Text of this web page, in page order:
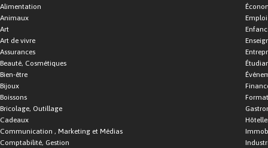
Alimentation
Animaux
Art
Art de vivre
Assurances
Beauté, Cosmétiques
Bien-être
Bijoux
Boissons
Bricolage, Outillage
Cadeaux
Communication , Marketing et Médias
Comptabilité, Gestion
Emploi